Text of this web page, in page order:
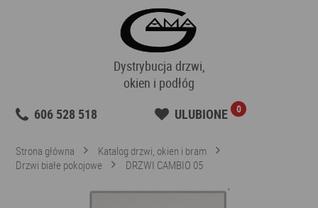
Dystrybucja drzwi,
okien i podłóg
606 528 518
ULUBIONE 0
Strona główna
Katalog drzwi, okien i bram
Drzwi białe pokojowe
DRZWI CAMBIO 05